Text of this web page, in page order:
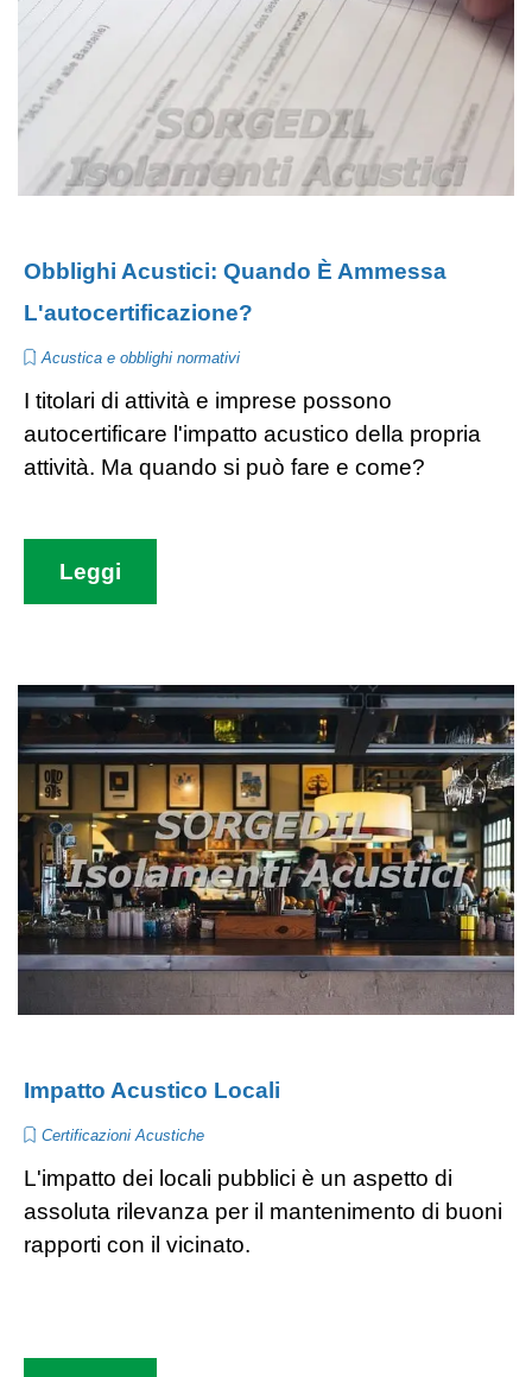
Obblighi Acustici: Quando È Ammessa
L'autocertificazione?
Acustica e obblighi normativi
I titolari di attività e imprese possono
autocertificare l'impatto acustico della propria
attività. Ma quando si può fare e come?
Leggi
Impatto Acustico Locali
Certificazioni Acustiche
L'impatto dei locali pubblici è un aspetto di
assoluta rilevanza per il mantenimento di buoni
rapporti con il vicinato.